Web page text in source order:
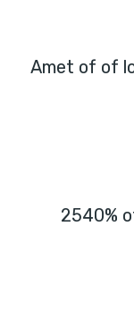
Amet of of
2540%